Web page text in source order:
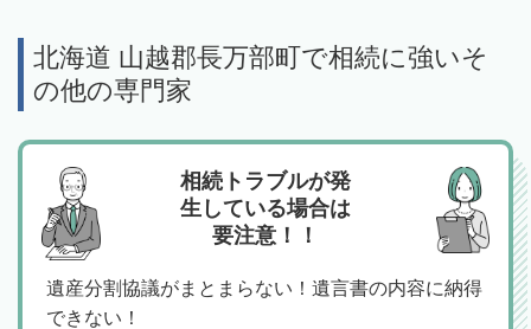
北海道 山越郡長万部町で相続に強いそ
の他の専門家
相続トラブルが発
生している場合は
要注意！！
遺産分割協議がまとまらない！遺言書の内容に納得
できない！